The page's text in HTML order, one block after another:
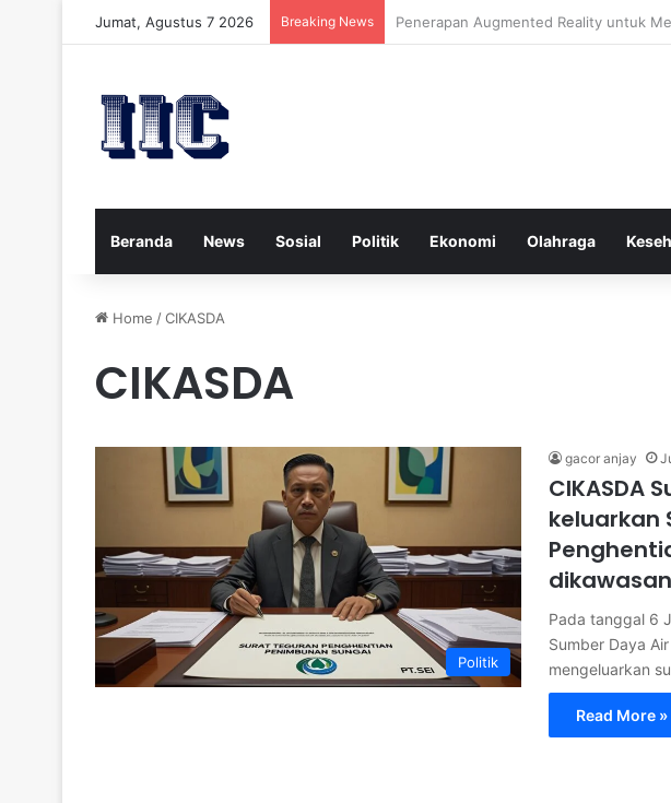
Jumat, Agustus 7 2026 Breaking News Strategi Kesehatan Harian untuk
Beranda News Sosial Politik Ekonomi Olahraga
Home /CIKASDA
CIKASDA
Politik
gacor anjay
CIKASDA
keluarkan
dikawasan
Pada tanggal 6
Sumber Daya
mengeluarkan
Read More »